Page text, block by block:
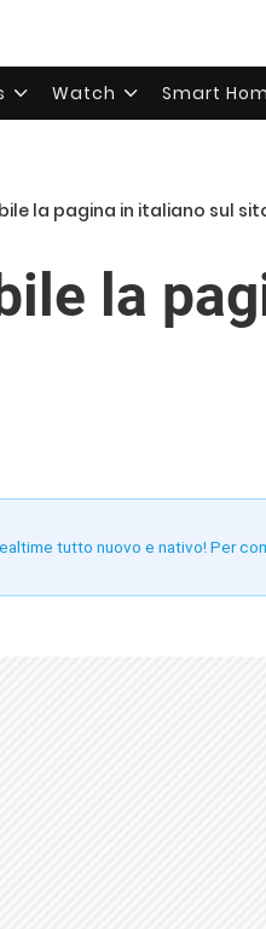
Watch Smart
la pagina in italiano sul
la
tutto nuovo e nativo! Per